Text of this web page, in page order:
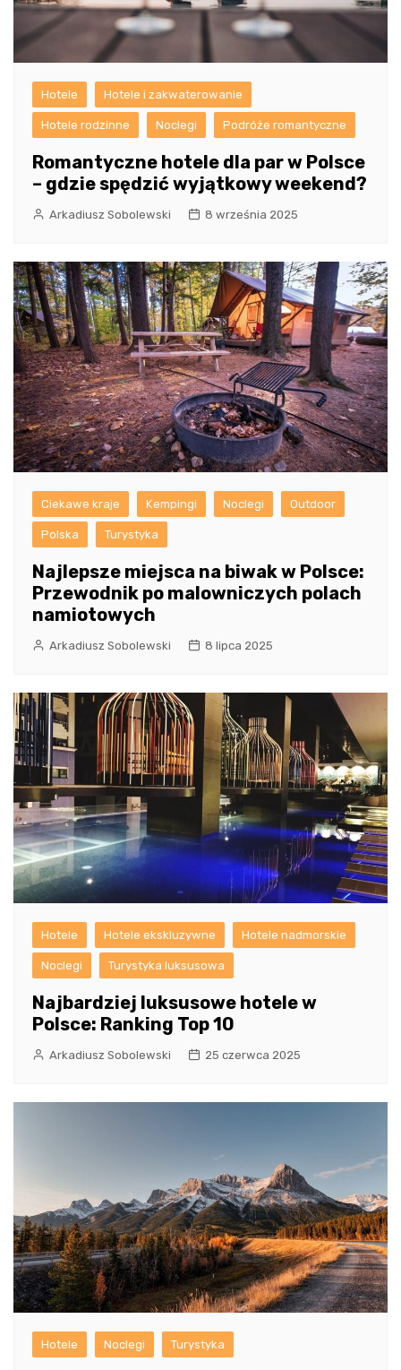
Hotele Hotele i zakwaterowanie
Hotele rodzinne Noclegi Podróże romantyczne
Romantyczne hotele dla par w Polsce
– gdzie spędzić wyjątkowy weekend?
Arkadiusz Sobolewski 8 września 2025
Ciekawe kraje Kempingi Noclegi Outdoor
Polska Turystyka
Najlepsze miejsca na biwak w Polsce:
Przewodnik po malowniczych polach
namiotowych
Arkadiusz Sobolewski 8 lipca 2025
Hotele Hotele ekskluzywne Hotele nadmorskie
Noclegi Turystyka luksusowa
Najbardziej luksusowe hotele w
Polsce: Ranking Top 10
Arkadiusz Sobolewski 25 czerwca 2025
Hotele Noclegi Turystyka